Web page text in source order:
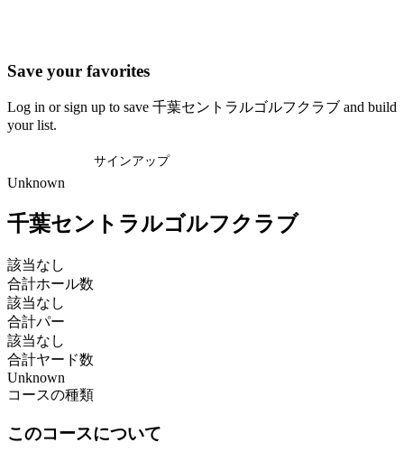
Save your favorites
Log in or sign up to save 千葉セントラルゴルフクラブ and build
your list.
サインアップ
Unknown
千葉セントラルゴルフクラブ
該当なし
合計ホール数
該当なし
合計パー
該当なし
合計ヤード数
Unknown
コースの種類
このコースについて